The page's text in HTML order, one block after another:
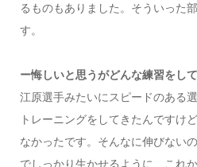
るものもありました。そういった
す。
ー悔しいと思うがどんな練習をし
江原選手みたいにスピードのある
トレーニングをしてきたんですけ
なかったです。そんなに伸びない
でしっかり生かせるように、これ